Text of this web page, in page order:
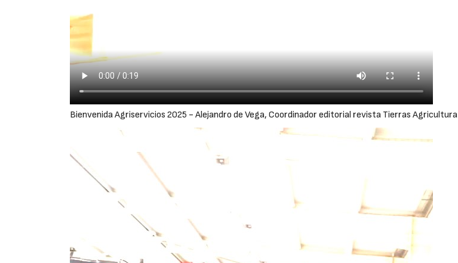
Bienvenida Agriservicios 2025 - Alejandro de Vega, Coordinador editorial revista Tierras Agricultura